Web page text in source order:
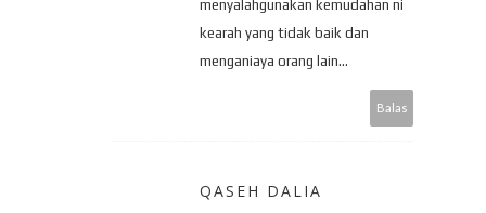
menyalahgunakan kemudahan ni
kearah yang tidak baik dan
menganiaya orang lain...
Balas
QASEH DALIA